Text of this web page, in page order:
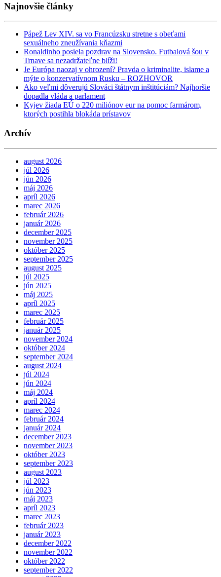
Najnovšie články
Pápež Lev XIV. sa vo Francúzsku stretne s obeťami
sexuálneho zneužívania kňazmi
Ronaldinho posiela pozdrav na Slovensko. Futbalová šou v
Trnave sa nezadržateľne blíži!
Je Európa naozaj v ohrození? Pravda o kriminalite, islame a
mýte o konzervatívnom Rusku – ROZHOVOR
Ako veľmi dôverujú Slováci štátnym inštitúciám? Najhoršie
dopadla vláda a parlament
Kyjev žiada EÚ o 220 miliónov eur na pomoc farmárom,
ktorých postihla blokáda prístavov
Archív
august 2026
júl 2026
jún 2026
máj 2026
apríl 2026
marec 2026
február 2026
január 2026
december 2025
november 2025
október 2025
september 2025
august 2025
júl 2025
jún 2025
máj 2025
apríl 2025
marec 2025
február 2025
január 2025
november 2024
október 2024
september 2024
august 2024
júl 2024
jún 2024
máj 2024
apríl 2024
marec 2024
február 2024
január 2024
december 2023
november 2023
október 2023
september 2023
august 2023
júl 2023
jún 2023
máj 2023
apríl 2023
marec 2023
február 2023
január 2023
december 2022
november 2022
október 2022
september 2022